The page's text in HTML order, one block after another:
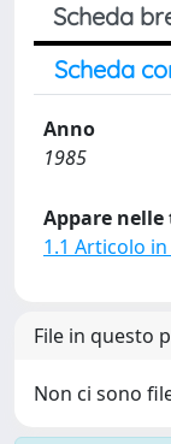
Scheda
Scheda
Anno
1985
Appare
1.1 Articolo
File in questo
Non ci sono